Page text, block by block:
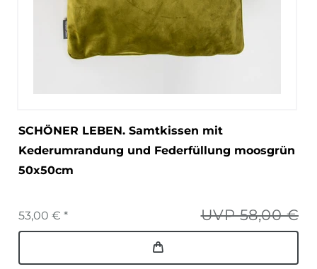
SCHÖNER LEBEN. Samtkissen mit
Kederumrandung und Federfüllung moosgrün
50x50cm
UVP 58,00 €
53,00 € *